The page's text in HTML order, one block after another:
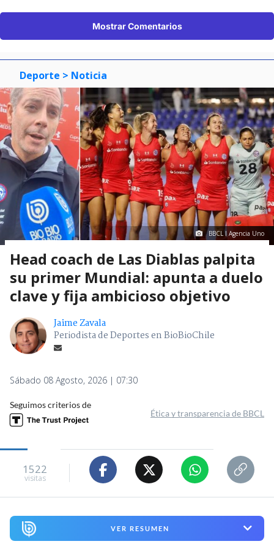
Mostrar Comentarios
Deporte > Noticia
BBCL I Agencia Uno
Head coach de Las Diablas palpita
su primer Mundial: apunta a duelo
clave y fija ambicioso objetivo
Jaime Zavala
Periodista de Deportes en BioBioChile
Sábado 08 Agosto, 2026 | 07:30
Seguimos criterios de
Ética y transparencia de BBCL
1522
visitas
VER RESUMEN